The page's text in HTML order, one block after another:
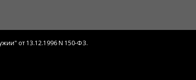
от 13.12.1996 N 150-ФЗ.